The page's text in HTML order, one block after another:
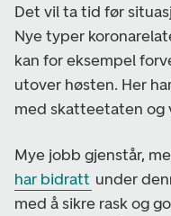
Det vil ta tid før
Nye typer
kan for eksempel
utover høsten. Her
med skatteetaten og
Mye jobb gjenstår,
har bidratt under
med å sikre rask og